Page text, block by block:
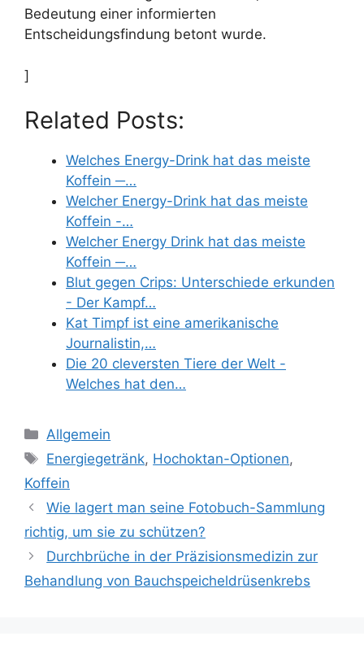
Bedeutung einer informierten
Entscheidungsfindung betont wurde.
]
Related Posts:
Welches Energy-Drink hat das meiste
Koffein ─…
Welcher Energy-Drink hat das meiste
Koffein -…
Welcher Energy Drink hat das meiste
Koffein ─…
Blut gegen Crips: Unterschiede erkunden
- Der Kampf…
Kat Timpf ist eine amerikanische
Journalistin,…
Die 20 cleversten Tiere der Welt -
Welches hat den…
Categories
Allgemein
Tags
Energiegetränk, Hochoktan-Optionen,
Koffein
Wie lagert man seine Fotobuch-Sammlung
richtig, um sie zu schützen?
Durchbrüche in der Präzisionsmedizin zur
Behandlung von Bauchspeicheldrüsenkrebs